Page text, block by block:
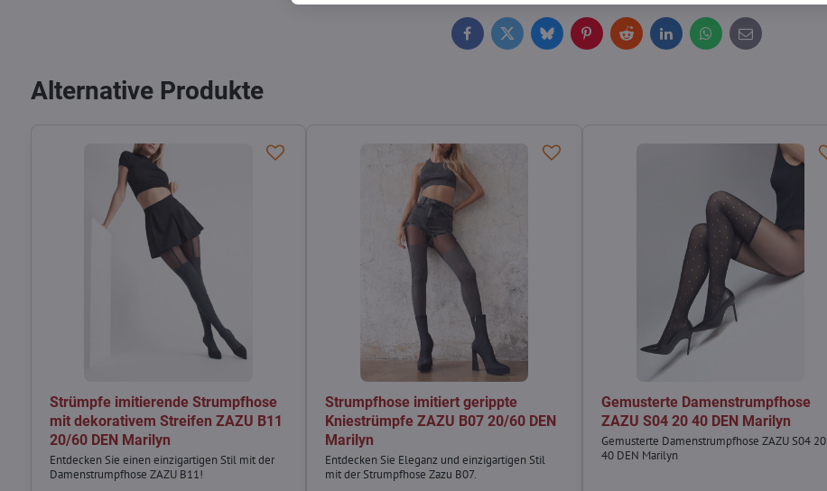
FacebookTwitterBlueskyPinterestRedditLinkedInWhatsApp
E-
mail
Alternative Produkte
Strümpfe imitierende Strumpfhose
mit dekorativem Streifen ZAZU B11
20/60 DEN Marilyn
Entdecken Sie einen einzigartigen Stil mit der
Damenstrumpfhose ZAZU B11!
Strumpfhose imitiert gerippte
Kniestrümpfe ZAZU B07 20/60 DEN
Marilyn
Entdecken Sie Eleganz und einzigartigen Stil
mit der Strumpfhose Zazu B07.
Gemusterte Damenstrumpfhose
ZAZU S04 20 40 DEN Marilyn
Gemusterte Damenstrumpfhose ZAZU S04 20
40 DEN Marilyn